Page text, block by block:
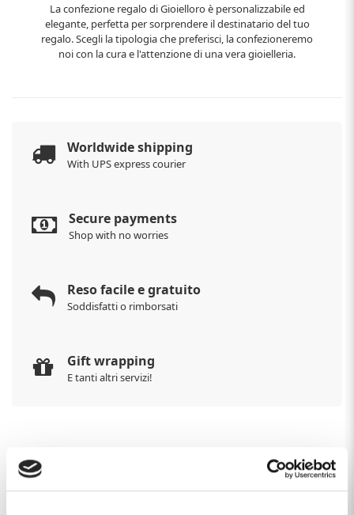
La confezione regalo di Gioielloro è personalizzabile ed
elegante, perfetta per sorprendere il destinatario del tuo
regalo. Scegli la tipologia che preferisci, la confezioneremo
noi con la cura e l'attenzione di una vera gioielleria.
Worldwide shipping
With UPS express courier
Secure payments
Shop with no worries
Reso facile e gratuito
Soddisfatti o rimborsati
Gift wrapping
E tanti altri servizi!
Anello 2jewels UOMO collezioneMan's Ring. Anello